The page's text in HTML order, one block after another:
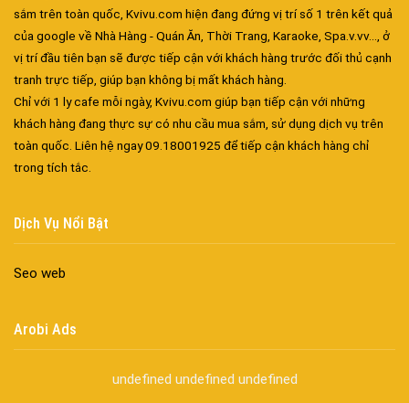
sắm trên toàn quốc, Kvivu.com hiện đang đứng vị trí số 1 trên kết quả
của google về Nhà Hàng - Quán Ăn, Thời Trang, Karaoke, Spa.v.vv..., ở
vị trí đầu tiên bạn sẽ được tiếp cận với khách hàng trước đối thủ cạnh
tranh trực tiếp, giúp bạn không bị mất khách hàng.
Chỉ với 1 ly cafe mỗi ngày, Kvivu.com giúp bạn tiếp cận với những
khách hàng đang thực sự có nhu cầu mua sắm, sử dụng dịch vụ trên
toàn quốc. Liên hệ ngay 09.18001925 để tiếp cận khách hàng chỉ
trong tích tắc.
Dịch Vụ Nổi Bật
Seo web
Arobi Ads
undefined undefined undefined
Đa dạng màu sắc cửa nhôm – Tối ưu màu sắc Kiến Trúc
Cửa nhôm kín nước kín khí – Bình yên với những tác nhân bên
Cửa nhôm cách âm – Sự yên bình trong nhịp sống hiện đại
Cửa nhôm xếp trượt – Kết nối không gian sống
Cửa nhôm trượt view lớn – Nâng tầm đẳng cấp sống
Cửa sổ trượt đứng – Điểm nhấn sáng tạo trong kiến trúc